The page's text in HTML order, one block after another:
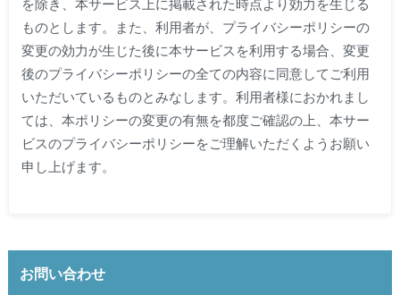
を除き、本サービス上に掲載された時点より効力を生じる
ものとします。また、利用者が、プライバシーポリシーの
変更の効力が生じた後に本サービスを利用する場合、変更
後のプライバシーポリシーの全ての内容に同意してご利用
いただいているものとみなします。利用者様におかれまし
ては、本ポリシーの変更の有無を都度ご確認の上、本サー
ビスのプライバシーポリシーをご理解いただくようお願い
申し上げます。
お問い合わせ